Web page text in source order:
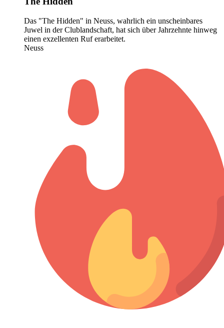
Das "The Hidden" in Neuss, wahrlich ein unscheinbares
Juwel in der Clublandschaft, hat sich über Jahrzehnte hinweg
einen exzellenten Ruf erarbeitet.
Neuss